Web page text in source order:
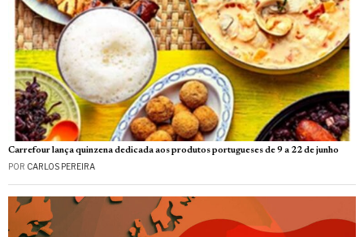
Carrefour lança quinzena dedicada aos produtos portugueses de 9 a 22 de junho
POR CARLOS PEREIRA